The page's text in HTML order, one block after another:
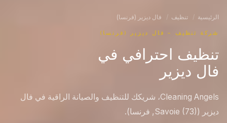
الرئيسية / تنظيف / فال ديزير (فرنسا)
شركة تنظيف – فال ديزير (فرنسا)
تنظيف احترافي في
فال ديزير
Cleaning Angels، شريكك للتنظيف والصيانة الراقية في فال
ديزير (Savoie (73), فرنسا).